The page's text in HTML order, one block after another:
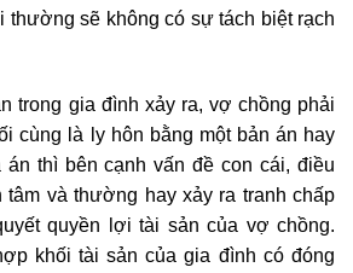
thường sẽ không có sự tách biệt rạch
trong gia đình xảy ra, vợ chồng phải
cùng là ly hôn bằng một bản án hay
án thì bên cạnh vấn đề con cái, điều
và thường hay xảy ra tranh chấp
quyền lợi tài sản của vợ chồng.
khối tài sản của gia đình có đóng